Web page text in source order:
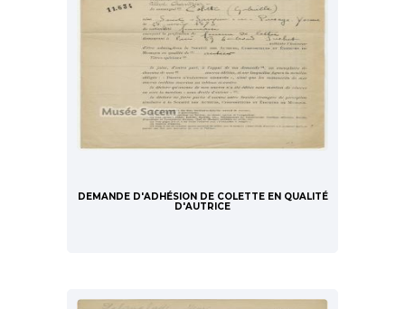
DEMANDE D'ADHÉSION DE COLETTE EN QUALITÉ
D'AUTRICE